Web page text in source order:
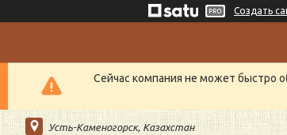
Создать
Сейчас компания не может быстро
Усть-Каменогорск, Казахстан